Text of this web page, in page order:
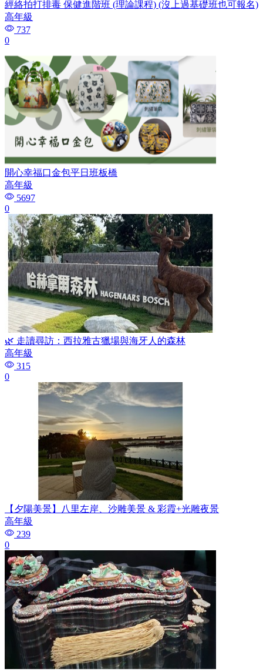
經絡拍打排毒 保健進階班 (理論課程) (沒上過基礎班也可報名)
高年級
737
0
開心幸福口金包平日班板橋
高年級
5697
0
🌿 走讀尋訪：西拉雅古獵場與海牙人的森林
高年級
315
0
【夕陽美景】八里左岸、沙雕美景 & 彩霞+光雕夜景
高年級
239
0